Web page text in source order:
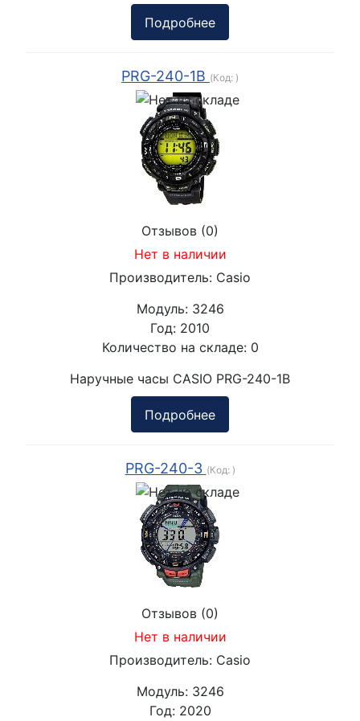
Подробнее
PRG-240-1B (Код: )
Отзывов (0)
Нет в наличии
Производитель: Casio
Модуль: 3246
Год: 2010
Количество на складе: 0
Наручные часы CASIO PRG-240-1B
Подробнее
PRG-240-3 (Код: )
Отзывов (0)
Нет в наличии
Производитель: Casio
Модуль: 3246
Год: 2020